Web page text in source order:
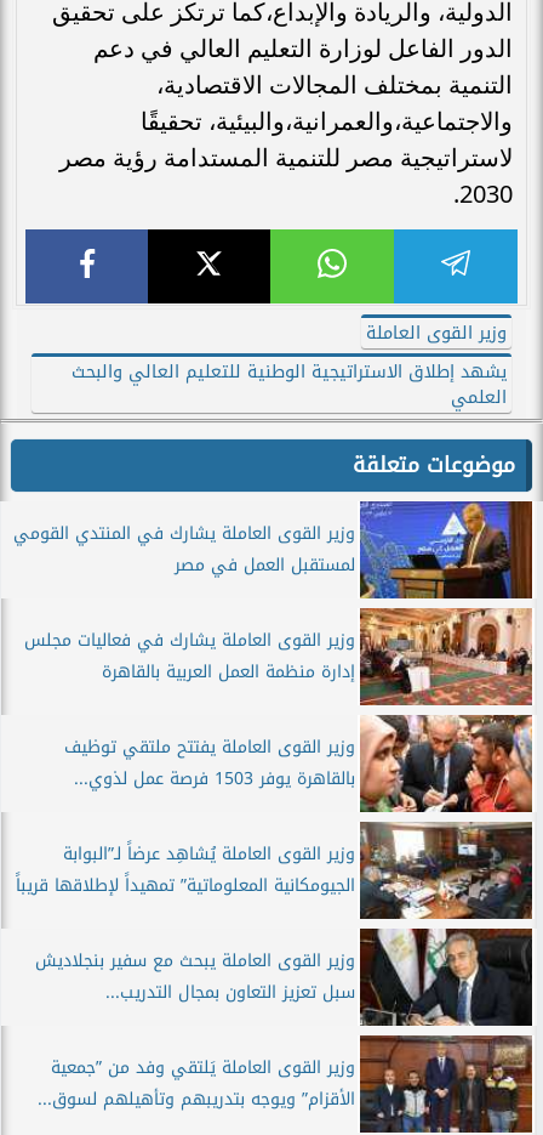
الدولية، والريادة والإبداع،كما ترتكز على تحقيق
الدور الفاعل لوزارة التعليم العالي في دعم
التنمية بمختلف المجالات الاقتصادية،
والاجتماعية،والعمرانية،والبيئية، تحقيقًا
لاستراتيجية مصر للتنمية المستدامة رؤية مصر
2030.
وزير القوى العاملة
يشهد إطلاق الاستراتيجية الوطنية للتعليم العالي والبحث
العلمي
موضوعات متعلقة
وزير القوى العاملة يشارك في المنتدي القومي
لمستقبل العمل في مصر
وزير القوى العاملة يشارك في فعاليات مجلس
إدارة منظمة العمل العربية بالقاهرة
وزير القوى العاملة يفتتح ملتقي توظيف
بالقاهرة يوفر 1503 فرصة عمل لذوي...
وزير القوى العاملة يُشاهِد عرضاً لـ”البوابة
الجيومكانية المعلوماتية” تمهيداً لإطلاقها قريباً
وزير القوى العاملة يبحث مع سفير بنجلاديش
سبل تعزيز التعاون بمجال التدريب...
وزير القوى العاملة يَلتقي وفد من ”جمعية
الأقزام” ويوجه بتدريبهم وتأهيلهم لسوق...